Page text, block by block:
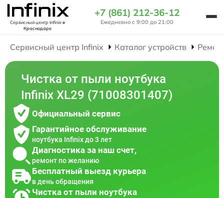
Сервисный центр Infinixв
Краснодаре
+7 (861) 212-36-12
Ежедневно с 9:00 до 21:00
Сервисный центр Infinix Каталог устройств
Чистка от пыли ноутбука
Infinix XL29 (71008301407)
Официальный сервис
Гарантийное обслуживание
ноутбука Infinix до 3 лет
Диагностика за наш счет,
ремонт по желанию
Бесплатный выезд курьера
в день обращения
Чистка от пыли ноутбука